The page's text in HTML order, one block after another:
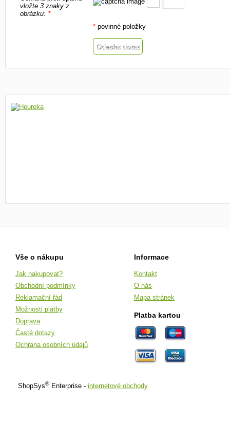
vložte 3 znaky z
obrázku: *
* povinné položky
Vše o nákupu
Jak nakupovat?
Obchodní podmínky
Reklamační řád
Možnosti platby
Doprava
Časté dotazy
Ochrana osobních údajů
Informace
Kontakt
O nás
Mapa stránek
Platba kartou
ShopSys® Enterprise - internetové obchody